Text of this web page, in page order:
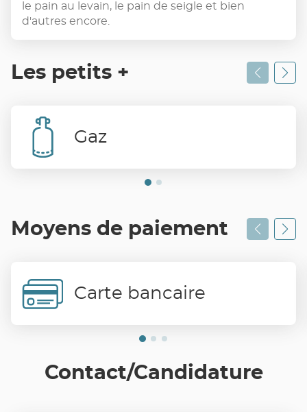
le pain au levain, le pain de seigle et bien
d'autres encore.
Les petits +
Gaz
Moyens de paiement
Carte bancaire
Contact/Candidature